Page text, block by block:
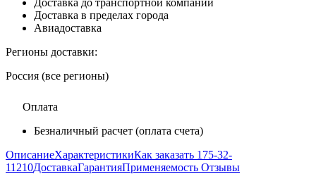
Доставка в пределах города
Авиадоставка
Регионы доставки:
Россия (все регионы)
Оплата
Безналичный расчет (оплата счета)
ОписаниеХарактеристикиКак заказать 175-32-
11210ДоставкаГарантияПрименяемость Отзывы